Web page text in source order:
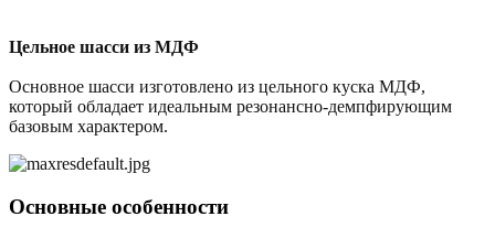
Цельное шасси из МДФ
Основное шасси изготовлено из цельного куска МДФ,
который обладает идеальным резонансно-демпфирующим
базовым характером.
Основные особенности